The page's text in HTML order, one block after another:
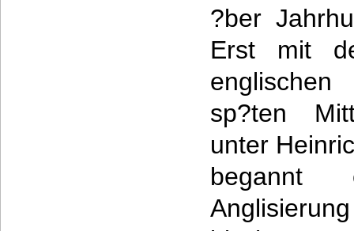
?ber
Erst mit
sp?ten
unter
begannt